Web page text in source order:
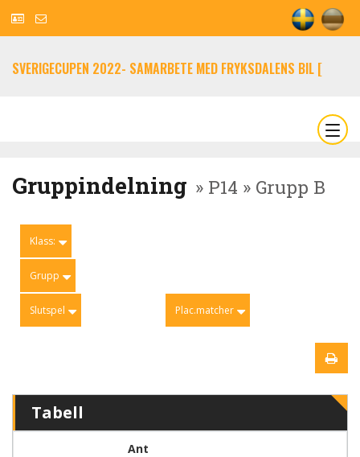
SVERIGECUPEN 2022- SAMARBETE MED FRYKSDALENS BIL [
Gruppindelning » P14 » Grupp B
Klass:
Grupp
Slutspel Plac.matcher
Tabell
Ant